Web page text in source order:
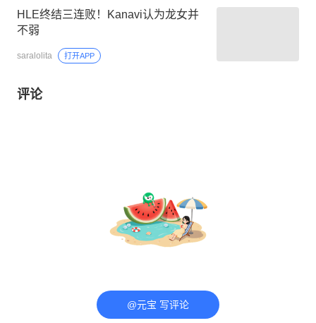
HLE终结三连败！Kanavi认为龙女并
不弱
saralolita 打开APP
评论
@元宝 写评论